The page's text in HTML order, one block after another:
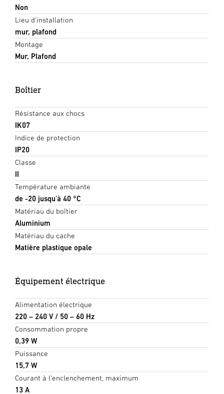
Non
Lieu d'installation
mur, plafond
Montage
Mur, Plafond
Boîtier
Résistance aux chocs
IK07
Indice de protection
IP20
Classe
II
Température ambiante
de -20 jusqu'à 40 °C
Matériau du boîtier
Aluminium
Matériau du cache
Matière plastique opale
Équipement électrique
Alimentation électrique
220 – 240 V / 50 – 60 Hz
Consommation propre
0,39 W
Puissance
15,7 W
Courant à l'enclenchement, maximum
13 A